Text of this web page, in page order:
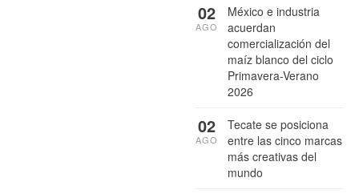
México e industria
acuerdan
comercialización del
maíz blanco del ciclo
Primavera-Verano
2026
02
AGO
Tecate se posiciona
entre las cinco marcas
más creativas del
mundo
02
AGO